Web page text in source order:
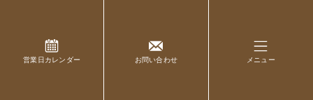
営業日カレンダー お問い合わせ メニュー